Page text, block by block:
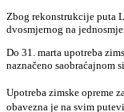
Zbog rekonstrukcije puta
dvosmjernog na
Do 31. marta upotreba
naznačeno saobraćajnom
Upotreba zimske opreme
obavezna je na svim